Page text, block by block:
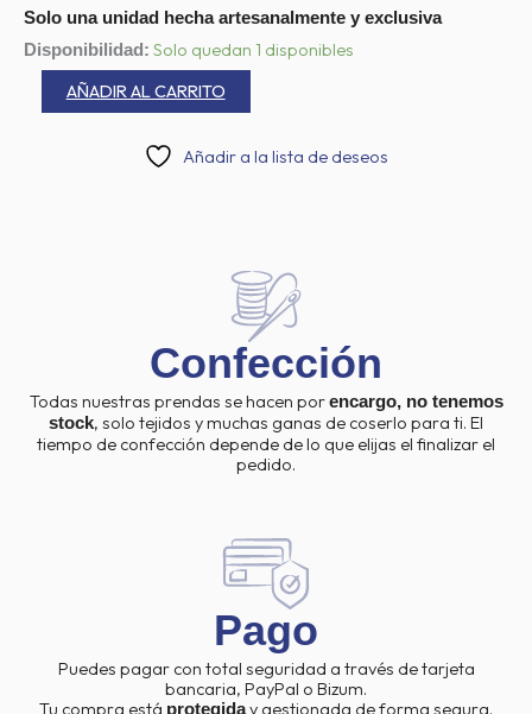
Solo una unidad hecha artesanalmente y exclusiva
Disponibilidad: Solo quedan 1 disponibles
Pendiente
Cuña
exclusivo
011
AÑADIR AL CARRITO
Añadir a la lista de deseos
Confección
Todas nuestras prendas se hacen porencargo, no tenemos
stock, solo tejidos y muchas ganas de coserlo para ti. El
tiempo de confección depende de lo que elijas el finalizar el
pedido.
Pago
Puedes pagar con total seguridad a través de tarjeta
bancaria, PayPal o Bizum.
Tu compra está protegiday gestionada de forma segura.